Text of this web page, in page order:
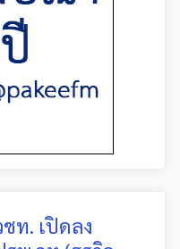
ท. เปิดลง